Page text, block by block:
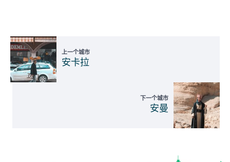
上一个城市
安卡拉
下一个城市
安曼